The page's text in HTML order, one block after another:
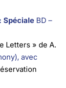
Spéciale BD –
Letters » de A.
avec